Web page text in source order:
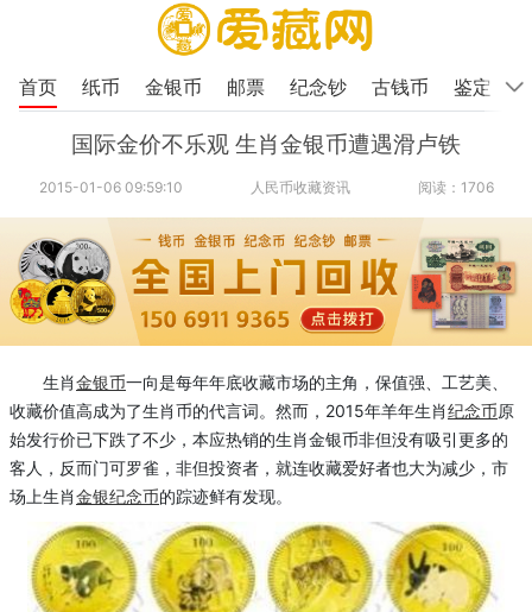
首页 纸币 金银币 邮票 纪念钞 古钱币 鉴定
国际金价不乐观 生肖金银币遭遇滑卢铁
2015-01-06 09:59:10 人民币收藏资讯 阅读：1706
生肖金银币一向是每年年底收藏市场的主角，保值强、工艺美、
收藏价值高成为了生肖币的代言词。然而，2015年羊年生肖纪念币原
始发行价已下跌了不少，本应热销的生肖金银币非但没有吸引更多的
客人，反而门可罗雀，非但投资者，就连收藏爱好者也大为减少，市
场上生肖金银纪念币的踪迹鲜有发现。